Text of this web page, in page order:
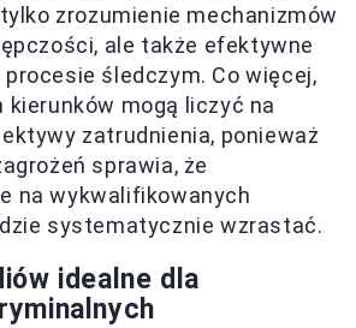
zrozumienie mechanizmów
ale także efektywne
śledczym. Co więcej,
mogą liczyć na
zatrudnienia, ponieważ
sprawia, że
na wykwalifikowanych
systematycznie wzrastać.
idealne dla